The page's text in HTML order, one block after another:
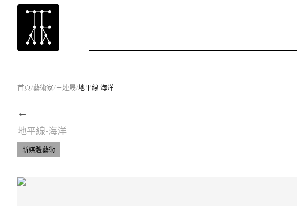
首頁/藝術家/王連晟/地平線-海洋
←
地平線-海洋
新媒體藝術